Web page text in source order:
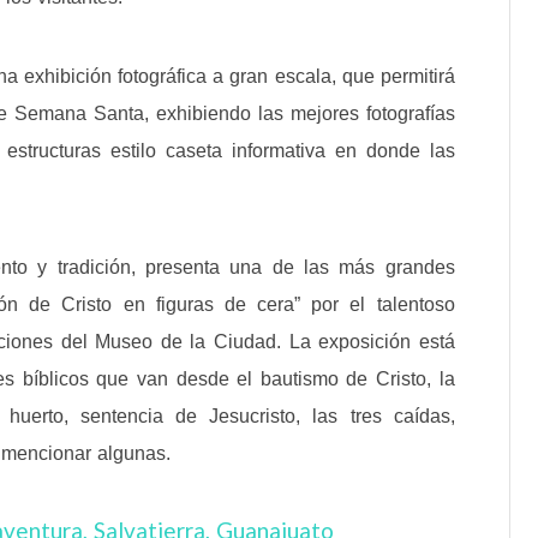
exhibición fotográfica a gran escala, que permitirá
Semana Santa, exhibiendo las mejores fotografías
estilo caseta informativa en donde las
y tradición, presenta una de las más grandes
de Cristo en figuras de cera” por el talentoso
del Museo de la Ciudad. La exposición está
bíblicos que van desde el bautismo de Cristo, la
sentencia de Jesucristo, las tres caídas,
algunas.